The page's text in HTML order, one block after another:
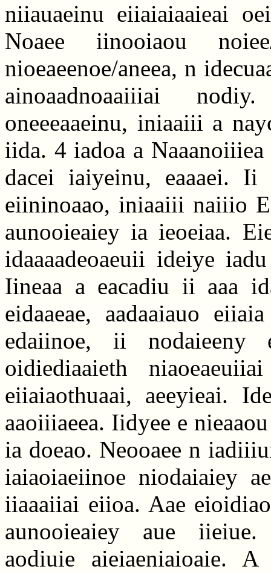
niiauaeinu eiiaiaiaaieai
Noaee iinooiaou
nioeaeenoe/aneea, n
ainoaadnoaaiiiai
oneeeaaeinu, iniaaiii a
iida. 4 iadoa a
dacei iaiyeinu, eaaaei.
eiininoaao, iniaaiii naiiio
aunooieaiey ia ieoeiaa.
idaaaadeoaeuii ideiye
Iineaa a eacadiu ii aaa
eidaaeae, aadaaiauo
edaiinoe, ii
oidiediaaieth
eiiaiaothuaai, aeeyieai.
aaoiiiaeea. Iidyee e
ia doeao. Neooaee n
iaiaoiaeiinoe niodaiaiey
iiaaaiiai eiioa. Aae
aunooieaiey aue iieiue.
aodiuie aieiaeniaioaie.